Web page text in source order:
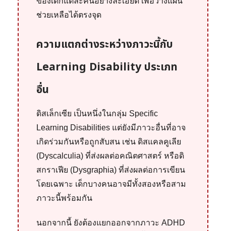
ช่วยเหลือได้ตรงจุด
ความแตกต่างระหว่างภาวะนี้กับ
Learning Disability ประเภท
อื่น
ดิสเล็กเซีย เป็นหนึ่งในกลุ่ม Specific
Learning Disabilities แต่ยังมีภาวะอื่นที่อาจ
เกิดร่วมกันหรือถูกสับสน เช่น ดิสแคลคูเลีย
(Dyscalculia) ที่ส่งผลต่อคณิตศาสตร์ หรือดิ
สกราเฟีย (Dysgraphia) ที่ส่งผลต่อการเขียน
โดยเฉพาะ เด็กบางคนอาจมีทั้งสองหรือสาม
ภาวะนี้พร้อมกัน
นอกจากนี้ ยังต้องแยกออกจากภาวะ ADHD